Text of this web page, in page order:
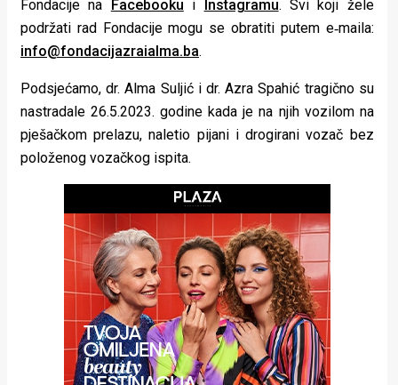
Fondacije na Facebooku i Instagramu. Svi koji žele
podržati rad Fondacije mogu se obratiti putem e‑maila:
info@fondacijazraialma.ba.
Podsjećamo, dr. Alma Suljić i dr. Azra Spahić tragično su
nastradale 26.5.2023. godine kada je na njih vozilom na
pješačkom prelazu, naletio pijani i drogirani vozač bez
položenog vozačkog ispita.